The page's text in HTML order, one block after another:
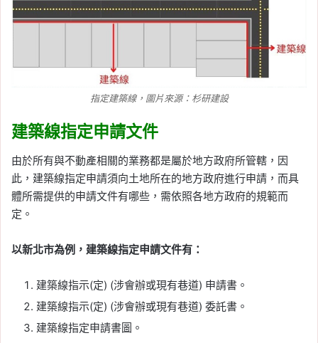
指定建築線，圖片來源：杉研建設
建築線指定申請文件
由於所有與不動產相關的業務都是屬於地方政府所管轄，因
此，建築線指定申請須向土地所在的地方政府進行申請，而具
體所需提供的申請文件有哪些，需依照各地方政府的規範而
定。
以新北市為例，建築線指定申請文件有：
建築線指示(定) (涉會辦或現有巷道) 申請書。
建築線指示(定) (涉會辦或現有巷道) 委託書。
建築線指定申請書圖。